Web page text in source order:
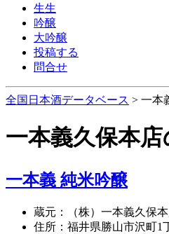
生生
吟醸
大吟醸
投稿する
問合せ
全国日本酒データベース > 一本
一本義久保本店
一本義 純米吟醸
蔵元：（株）一本義久保
住所：福井県勝山市沢町1